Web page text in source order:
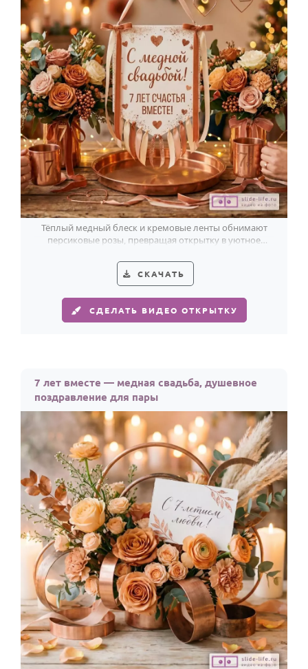
Тёплый медный блеск и кремовые ленты обнимают
персиковые розы, превращая открытку в уютное
СКАЧАТЬ
СДЕЛАТЬ ВИДЕО ОТКРЫТКУ
7 лет вместе — медная свадьба, душевное
поздравление для пары